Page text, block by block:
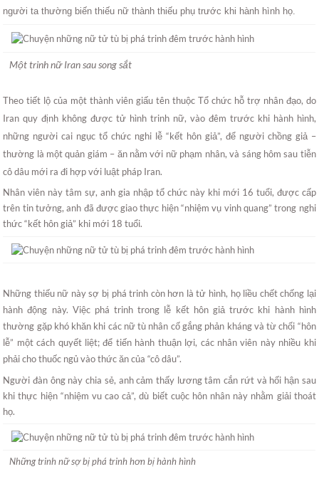
người ta thường biến thiếu nữ thành thiếu phụ trước khi hành hình họ.
Một trinh nữ Iran sau song sắt
Theo tiết lộ của một thành viên giấu tên thuộc Tổ chức hỗ trợ nhân đạo, do
Iran quy định không được tử hình trinh nữ, vào đêm trước khi hành hình,
những người cai ngục tổ chức nghi lễ “kết hôn giả”, để người chồng giả –
thường là một quản giám – ăn nằm với nữ phạm nhân, và sáng hôm sau tiễn
cô dâu mới ra đi hợp với luật pháp Iran.
Nhân viên này tâm sự, anh gia nhập tổ chức này khi mới 16 tuổi, được cấp
trên tin tưởng, anh đã được giao thực hiện “nhiệm vụ vinh quang” trong nghi
thức “kết hôn giả” khi mới 18 tuổi.
Những thiếu nữ này sợ bị phá trinh còn hơn là tử hình, họ liều chết chống lại
hành động này. Việc phá trinh trong lễ kết hôn giả trước khi hành hình
thường gặp khó khăn khi các nữ tù nhân cố gắng phản kháng và từ chối “hôn
lễ” một cách quyết liệt; để tiến hành thuận lợi, các nhân viên này nhiều khi
phải cho thuốc ngủ vào thức ăn của “cô dâu”.
Người đàn ông này chia sẻ, anh cảm thấy lương tâm cắn rứt và hối hận sau
khi thực hiện “nhiệm vu cao cả”, dù biết cuộc hôn nhân này nhằm giải thoát
họ.
Những trinh nữ sợ bị phá trinh hơn bị hành hình